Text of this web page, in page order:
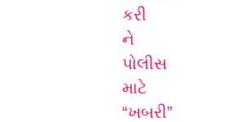
કરી
ને
પોલીસ
માટે
“ખબરી”